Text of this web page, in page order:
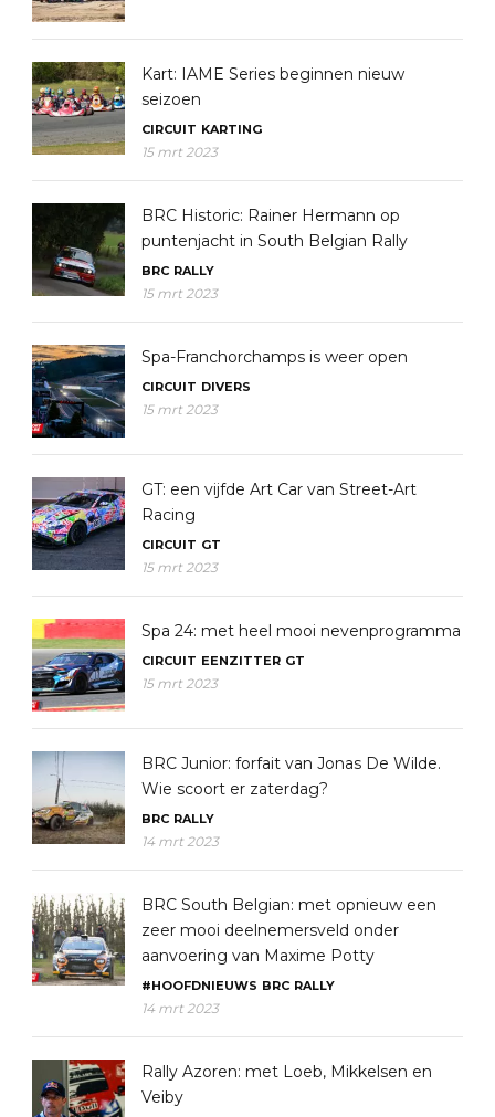
Kart: IAME Series beginnen nieuw
seizoen
CIRCUIT KARTING
15 mrt 2023
BRC Historic: Rainer Hermann op
puntenjacht in South Belgian Rally
BRC RALLY
15 mrt 2023
Spa-Franchorchamps is weer open
CIRCUIT DIVERS
15 mrt 2023
GT: een vijfde Art Car van Street-Art
Racing
CIRCUIT GT
15 mrt 2023
Spa 24: met heel mooi nevenprogramma
CIRCUIT EENZITTER GT
15 mrt 2023
BRC Junior: forfait van Jonas De Wilde.
Wie scoort er zaterdag?
BRC RALLY
14 mrt 2023
BRC South Belgian: met opnieuw een
zeer mooi deelnemersveld onder
aanvoering van Maxime Potty
#HOOFDNIEUWS BRC RALLY
14 mrt 2023
Rally Azoren: met Loeb, Mikkelsen en
Veiby